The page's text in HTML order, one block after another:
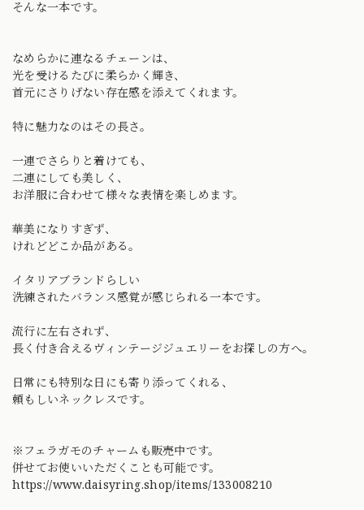
そんな一本です。
なめらかに連なるチェーンは、
光を受けるたびに柔らかく輝き、
首元にさりげない存在感を添えてくれます。
特に魅力なのはその長さ。
一連でさらりと着けても、
二連にしても美しく、
お洋服に合わせて様々な表情を楽しめます。
華美になりすぎず、
けれどどこか品がある。
イタリアブランドらしい
洗練されたバランス感覚が感じられる一本です。
流行に左右されず、
長く付き合えるヴィンテージジュエリーをお探しの方へ。
日常にも特別な日にも寄り添ってくれる、
頼もしいネックレスです。
※フェラガモのチャームも販売中です。
併せてお使いいただくことも可能です。
https://www.daisyring.shop/items/133008210